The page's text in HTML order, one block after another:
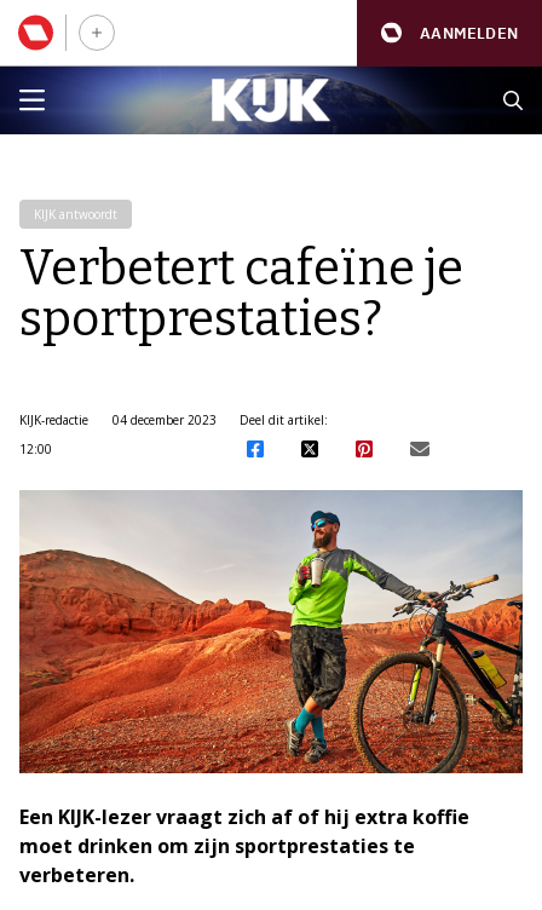
AANMELDEN
KIJK antwoordt
Verbetert cafeïne je
sportprestaties?
KIJK-redactie
04 december 2023
12:00
Deel dit artikel:
Een KIJK-lezer vraagt zich af of hij extra koffie
moet drinken om zijn sportprestaties te
verbeteren.